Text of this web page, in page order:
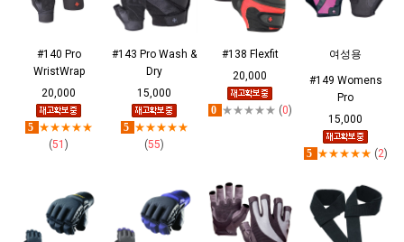
#140 Pro
WristWrap
20,000
5 ★★★★★
(51 )
#143 Pro Wash &
Dry
15,000
5 ★★★★★
(55)
#138 Flexfit
20,000
0 ★★★★★ (0)
여성용
#149 Womens
Pro
15,000
5 ★★★★★ (2)